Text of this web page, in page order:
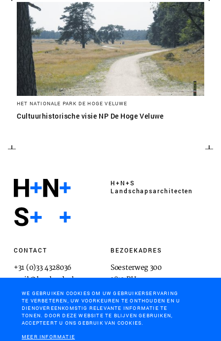
HET NATIONALE PARK DE HOGE VELUWE
Cultuurhistorische visie NP De Hoge Veluwe
H+N+S
Landschaps­architecten
CONTACT
+31 (0)33 4328036
mail@hnsland.nl
BEZOEKADRES
Soesterweg 300
3812 BH
Amersfoort
POSTADRES
WE GEBRUIKEN COOKIES OM UW GEBRUIKERSERVARING
TE VERBETEREN, UW VOORKEUREN TE ONTHOUDEN EN U
DIENOVEREENKOMSTIG RELEVANTE INFORMATIE TE
TONEN. DOOR DEZE WEBSITE TE BLIJVEN GEBRUIKEN,
ACCEPTEERT U ONS GEBRUIK VAN COOKIES.
MEER INFORMATIE